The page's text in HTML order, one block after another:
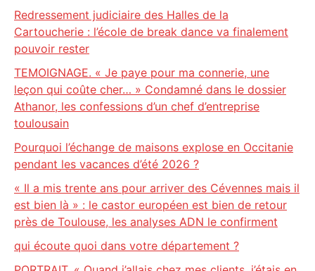
Redressement judiciaire des Halles de la
Cartoucherie : l’école de break dance va finalement
pouvoir rester
TEMOIGNAGE. « Je paye pour ma connerie, une
leçon qui coûte cher… » Condamné dans le dossier
Athanor, les confessions d’un chef d’entreprise
toulousain
Pourquoi l’échange de maisons explose en Occitanie
pendant les vacances d’été 2026 ?
« Il a mis trente ans pour arriver des Cévennes mais il
est bien là » : le castor européen est bien de retour
près de Toulouse, les analyses ADN le confirment
qui écoute quoi dans votre département ?